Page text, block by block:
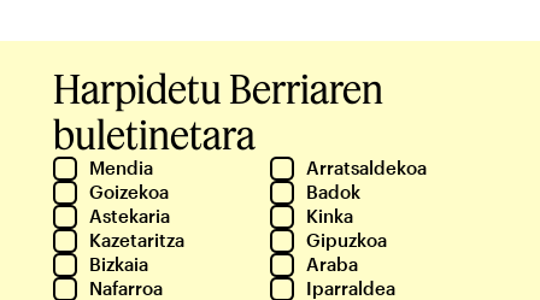
Harpidetu Berriaren
buletinetara
Mendia
Arratsaldekoa
Goizekoa
Badok
Astekaria
Kinka
Kazetaritza
Gipuzkoa
Bizkaia
Araba
Nafarroa
Iparraldea